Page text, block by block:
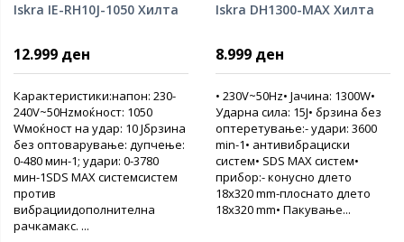
Iskra IE-RH10J-1050 Хилта
12.999 ден
Карактеристики:напон: 230-
240V~50Hzмоќност: 1050
Wмоќност на удар: 10 Јбрзина
без оптоварување: дупчење:
0-480 мин-1; удари: 0-3780
мин-1SDS MAX системсистем
против
вибрациидополнителна
рачкамакс. ...
Iskra DH1300-MAX Хилта
8.999 ден
• 230V~50Hz• Јачина: 1300W•
Ударна сила: 15J• брзина без
оптеретување:- удари: 3600
min-1• антивибрациски
систем• SDS MAX систем•
прибор:- конусно длето
18x320 mm-плоснато длето
18x320 mm• Пакување...